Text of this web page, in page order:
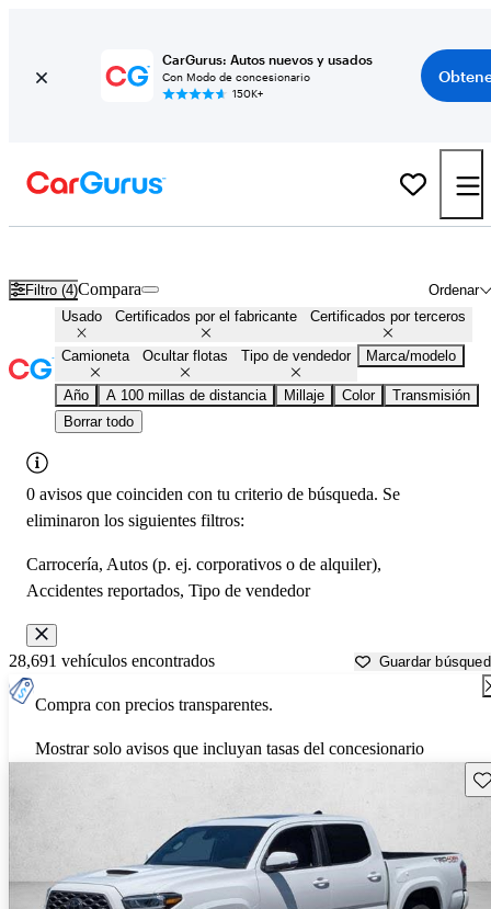
CarGurus: Autos nuevos y usados
Con Modo de concesionario
150K+
Filtro (4) Ordenar
Compara
Usado Certificados por el fabricante Certificados por terceros
Camioneta Ocultar flotas Tipo de vendedor Marca/modelo
Año A 100 millas de distancia Millaje Color
Transmisión
Borrar todo
0 avisos que coinciden con tu criterio de búsqueda. Se
eliminaron los siguientes filtros:
Carrocería, Autos (p. ej. corporativos o de alquiler),
Accidentes reportados, Tipo de vendedor
28,691 vehículos encontrados Guardar
Compra con precios transparentes.
Mostrar solo avisos que incluyan tasas del concesionario